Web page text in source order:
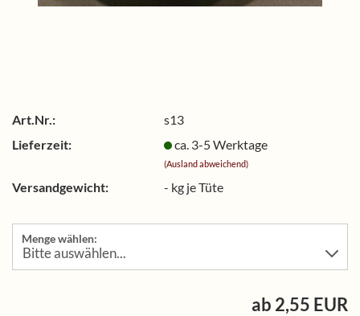
Art.Nr.:
s13
Lieferzeit:
ca. 3-5 Werktage
(Ausland abweichend)
Versandgewicht: - kg je Tüte
Menge wählen:
ab 2,55 EUR